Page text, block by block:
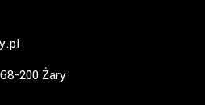
200 Żary